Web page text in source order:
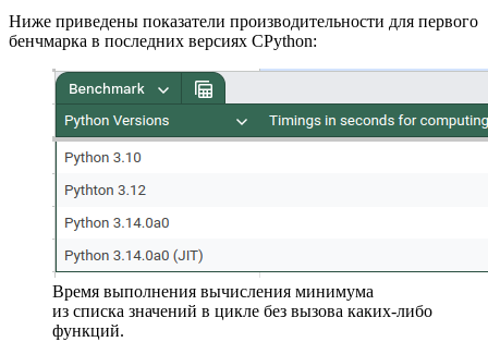
Ниже приведены показатели производительности для первого
бенчмарка в последних версиях CPython:
Время выполнения вычисления минимума
из списка значений в цикле без вызова каких‑либо
функций.